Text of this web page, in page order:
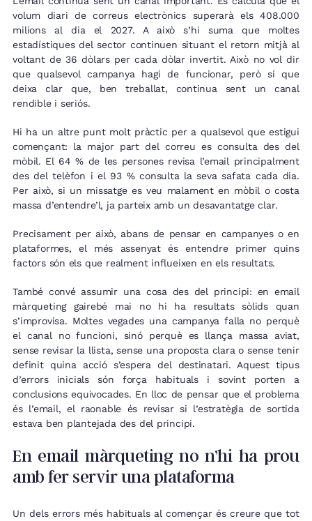
volum diari de correus electrònics superarà els 408.000
milions al dia el 2027. A això s’hi suma que moltes
estadístiques del sector continuen situant el retorn mitjà al
voltant de 36 dòlars per cada dòlar invertit. Això no vol dir
que qualsevol campanya hagi de funcionar, però sí que
deixa clar que, ben treballat, continua sent un canal
rendible i seriós.
Hi ha un altre punt molt pràctic per a qualsevol que estigui
començant: la major part del correu es consulta des del
mòbil. El 64 % de les persones revisa l’email principalment
des del telèfon i el 93 % consulta la seva safata cada dia.
Per això, si un missatge es veu malament en mòbil o costa
massa d’entendre’l, ja parteix amb un desavantatge clar.
Precisament per això, abans de pensar en campanyes o en
plataformes, el més assenyat és entendre primer quins
factors són els que realment influeixen en els resultats.
També convé assumir una cosa des del principi: en email
màrqueting gairebé mai no hi ha resultats sòlids quan
s’improvisa. Moltes vegades una campanya falla no perquè
el canal no funcioni, sinó perquè es llança massa aviat,
sense revisar la llista, sense una proposta clara o sense tenir
definit quina acció s’espera del destinatari. Aquest tipus
d’errors inicials són força habituals i sovint porten a
conclusions equivocades. En lloc de pensar que el problema
és l’email, el raonable és revisar si l’estratègia de sortida
estava ben plantejada des del principi.
En email màrqueting no n’hi ha prou
amb fer servir una plataforma
Un dels errors més habituals al començar és creure que tot